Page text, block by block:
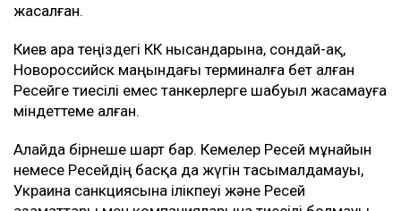
жасалған.
Киев Қара теңіздегі КҚК нысандарына, сондай-ақ,
Новороссийск маңындағы терминалға бет алған
Ресейге тиесілі емес танкерлерге шабуыл жасамауға
міндеттеме алған.
Алайда бірнеше шарт бар. Кемелер Ресей мұнайын
немесе Ресейдің басқа да жүгін тасымалдамауы,
Украина санкциясына ілікпеуі және Ресей